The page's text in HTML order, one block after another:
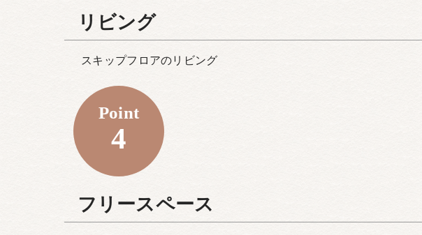
リビング
スキップフロアのリビング
Point
4
フリースペース